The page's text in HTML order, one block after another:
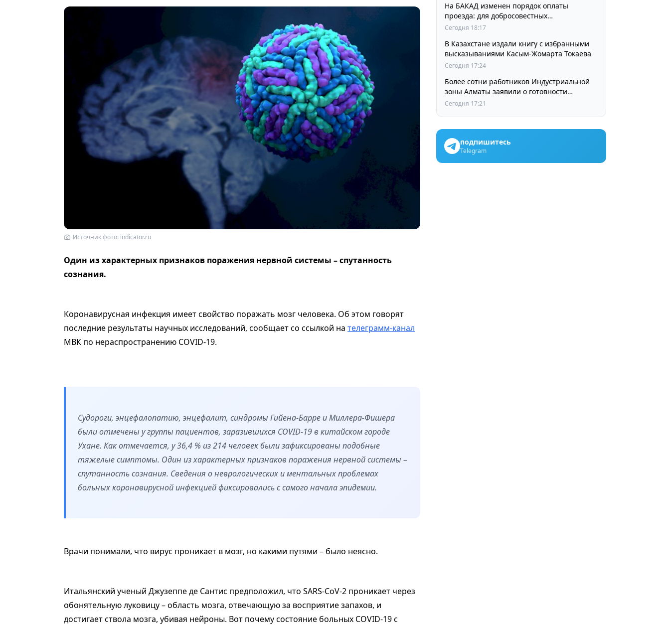
Источник фото: indicator.ru
Один из характерных признаков поражения нервной системы – спутанность
сознания.
Коронавирусная инфекция имеет свойство поражать мозг человека. Об этом говорят
последние результаты научных исследований, сообщает со ссылкой на телеграмм-канал
МВК по нераспространению COVID-19.
Судороги, энцефалопатию, энцефалит, синдромы Гийена-Барре и Миллера-Фишера
были отмечены у группы пациентов, заразившихся COVID-19 в китайском городе
Ухане. Как отмечается, у 36,4 % из 214 человек были зафиксированы подобные
тяжелые симптомы. Один из характерных признаков поражения нервной системы –
спутанность сознания. Сведения о неврологических и ментальных проблемах
больных коронавирусной инфекцией фиксировались с самого начала эпидемии.
Врачи понимали, что вирус проникает в мозг, но какими путями – было неясно.
Итальянский ученый Джузеппе де Сантис предположил, что SARS-CoV-2 проникает через
обонятельную луковицу – область мозга, отвечающую за восприятие запахов, и
достигает ствола мозга, убивая нейроны. Вот почему состояние больных COVID-19 с
На БАКАД изменен порядок оплаты
проезда: для добросовестных
пользователей стоимость остается
Сегодня 18:17
В Казахстане издали книгу с избранными
высказываниями Касым-Жомарта Токаева
Сегодня 17:24
Более сотни работников Индустриальной
зоны Алматы заявили о готовности
принять участие в выборах членов
Сегодня 17:21
подпишитесь
Telegram